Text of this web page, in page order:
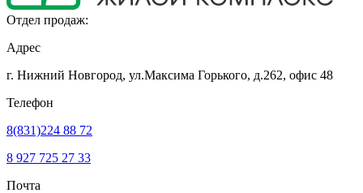
Отдел продаж:
Адрес
г. Нижний Новгород, ул.Максима Горького, д.262, офис 48
Телефон
8(831)224 88 72
8 927 725 27 33
Почта